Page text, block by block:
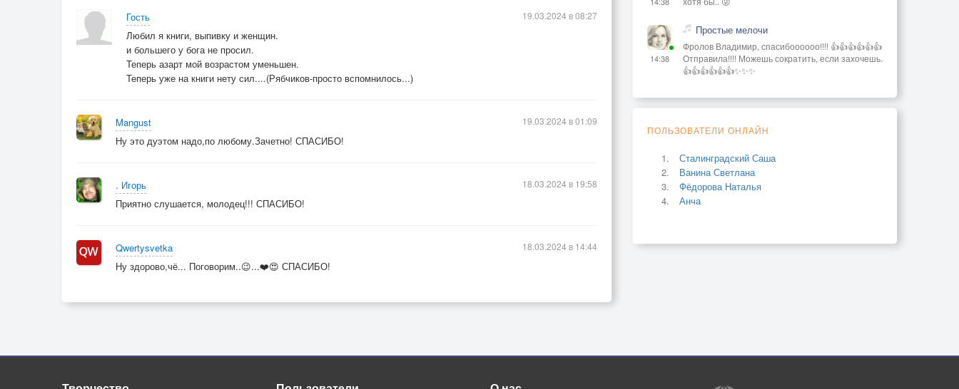
Гость
Любил я книги, выпивку и женщин.
и большего у бога не просил.
Теперь азарт мой возрастом уменьшен.
Теперь уже на книги нету сил....(Рябчиков-просто вспомнилось...)
19.03.2024 в 08:27
Mangust
Ну это дуэтом надо,по любому.Зачетно! СПАСИБО!
19.03.2024 в 01:09
. Игорь
Приятно слушается, молодец!!! СПАСИБО!
18.03.2024 в 19:58
Qwertysvetka
Ну здорово,чё... Поговорим..😉...❤️😍 СПАСИБО!
18.03.2024 в 14:44
14:38
Простые мелочи
Фролов Владимир, спасибоооооо!!!! 👍👍👍👍👍👍
Отправила!!!! Можешь сократить, если захочешь.
👍👍👍👍👍👍✨✨✨
ПОЛЬЗОВАТЕЛИ ОНЛАЙН
Сталинградский Саша
Ванина Светлана
Фёдорова Наталья
Анча